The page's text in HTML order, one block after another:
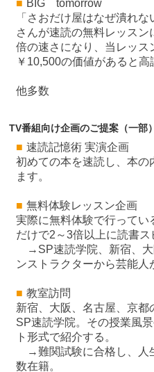
■ BIG tomorrow
「さおだけ屋はなぜ潰れ
さんが速読の無料レッス
倍の速さになり、当レッス
￥10,500の価値があると高
他多数
TV番組向け企画のご提案（一部）
■ 速読記憶術 実演企画
初めての本を速読し、本の
ます。
■ 無料体験レッスン企画
実際に無料体験で行ってい
だけで2～3倍以上に読書ス
→SP速読学院、新宿、大
ンストラクターから芸能人
■ 教室訪問
新宿、大阪、名古屋、京都
SP速読学院。その授業風
ト形式で紹介する。
→難関試験に合格し、人
数在籍。